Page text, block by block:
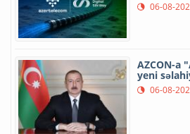
06-08-
AZCON-a
yeni
06-08-